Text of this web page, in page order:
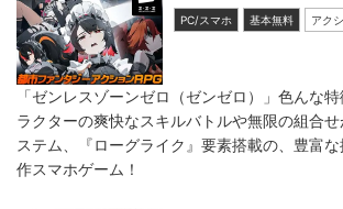
PC/スマホ 基本無料 アク
「ゼンレスゾーンゼロ（ゼンゼロ）」色んな
ラクターの爽快なスキルバトルや無限の組合
ステム、『ローグライク』要素搭載の、豊富
作スマホゲーム！